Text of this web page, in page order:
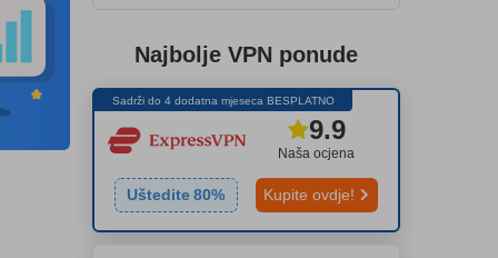
Najbolje VPN ponude
Sadrži do 4 dodatna mjeseca BESPLATNO
Naša ocjena
9.9
Uštedite 80% Kupite ovdje!